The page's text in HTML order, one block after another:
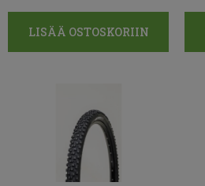
LISÄÄ OSTOSKORIIN